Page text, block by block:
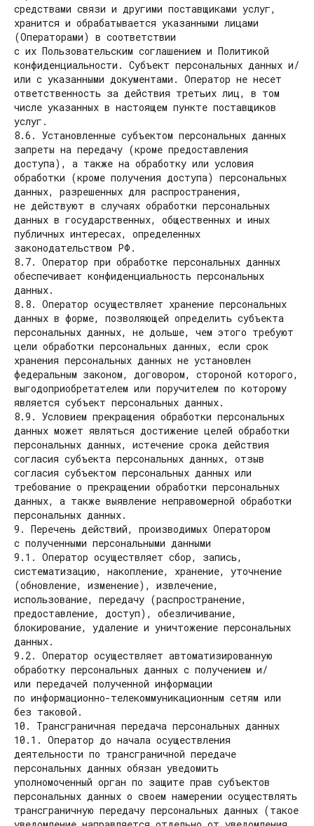
средствами связи и другими поставщиками услуг,
хранится и обрабатывается указанными лицами
(Операторами) в соответствии
с их Пользовательским соглашением и Политикой
конфиденциальности. Субъект персональных данных и/
или с указанными документами. Оператор не несет
ответственность за действия третьих лиц, в том
числе указанных в настоящем пункте поставщиков
услуг.
8.6. Установленные субъектом персональных данных
запреты на передачу (кроме предоставления
доступа), а также на обработку или условия
обработки (кроме получения доступа) персональных
данных, разрешенных для распространения,
не действуют в случаях обработки персональных
данных в государственных, общественных и иных
публичных интересах, определенных
законодательством РФ.
8.7. Оператор при обработке персональных данных
обеспечивает конфиденциальность персональных
данных.
8.8. Оператор осуществляет хранение персональных
данных в форме, позволяющей определить субъекта
персональных данных, не дольше, чем этого требуют
цели обработки персональных данных, если срок
хранения персональных данных не установлен
федеральным законом, договором, стороной которого,
выгодоприобретателем или поручителем по которому
является субъект персональных данных.
8.9. Условием прекращения обработки персональных
данных может являться достижение целей обработки
персональных данных, истечение срока действия
согласия субъекта персональных данных, отзыв
согласия субъектом персональных данных или
требование о прекращении обработки персональных
данных, а также выявление неправомерной обработки
персональных данных.
9. Перечень действий, производимых Оператором
с полученными персональными данными
9.1. Оператор осуществляет сбор, запись,
систематизацию, накопление, хранение, уточнение
(обновление, изменение), извлечение,
использование, передачу (распространение,
предоставление, доступ), обезличивание,
блокирование, удаление и уничтожение персональных
данных.
9.2. Оператор осуществляет автоматизированную
обработку персональных данных с получением и/
или передачей полученной информации
по информационно-телекоммуникационным сетям или
без таковой.
10. Трансграничная передача персональных данных
10.1. Оператор до начала осуществления
деятельности по трансграничной передаче
персональных данных обязан уведомить
уполномоченный орган по защите прав субъектов
персональных данных о своем намерении осуществлять
трансграничную передачу персональных данных (такое